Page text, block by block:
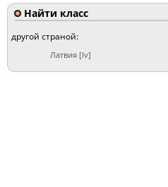
Найти класс
другой страной:
Латвия [lv]